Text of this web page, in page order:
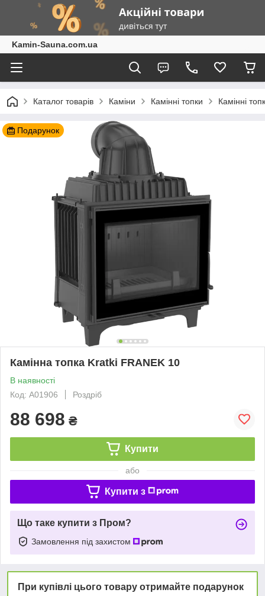
Kamin-Sauna.com.ua
Каталог товарів Каміни Камінні топки Камінні
Подарунок
Камінна топка Kratki FRANEK 10
В наявності
Код: А01906
Роздріб
88 698 ₴
Купити
або
Купити з
Що таке купити з Пром?
Замовлення під захистом
При купівлі цього товару отримайте подарунок